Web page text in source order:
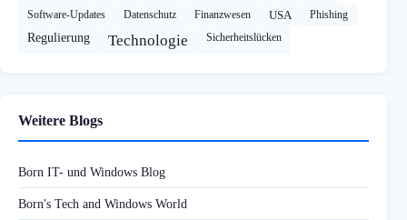
Software-Updates
Datenschutz Finanzwesen USA Phishing
Regulierung Technologie Sicherheitslücken
Weitere Blogs
Born IT- und Windows Blog
Born's Tech and Windows World